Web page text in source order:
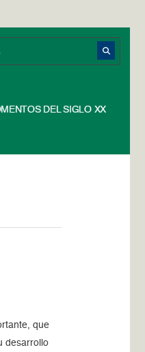
DEL SIGLO XX
que
desarrollo